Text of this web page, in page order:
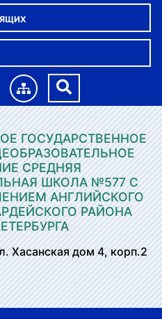
ГОСУДАРСТВЕННОЕ
СРЕДНЯЯ
ШКОЛА №577 С
АНГЛИЙСКОГО
РАЙОНА
Хасанская дом 4, корп.2